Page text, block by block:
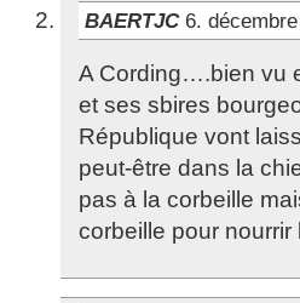
BAERTJC 6.
A Cording….bien vu
et ses sbires
République vont
peut-être dans la
pas à la corbeille
corbeille pour